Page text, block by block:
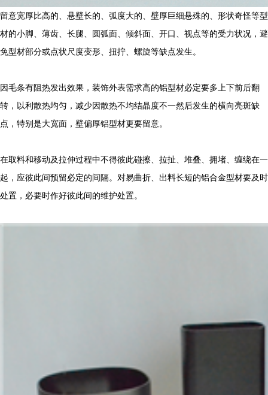
留意宽厚比高的、悬壁长的、弧度大的、壁厚巨细悬殊的、形状奇怪等型
材的小脚、薄齿、长腿、圆弧面、倾斜面、开口、视点等的受力状况，避
免型材部分或点状尺度变形、扭拧、螺旋等缺点发生。
因毛条有阻热发出效果，装饰外表需求高的铝型材必定要多上下前后翻
转，以利散热均匀，减少因散热不均结晶度不一然后发生的横向亮斑缺
点，特别是大宽面，壁偏厚铝型材更要留意。
在取料和移动及拉伸过程中不得彼此碰擦、拉扯、堆叠、拥堵、缠绕在一
起，应彼此间预留必定的间隔。对易曲折、出料长短的铝合金型材要及时
处置，必要时作好彼此间的维护处置。